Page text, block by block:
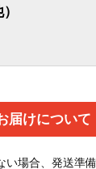
届けについて
い場合、発送準